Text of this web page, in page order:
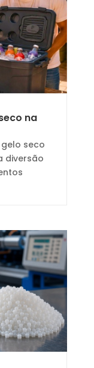
na
seco
diversão